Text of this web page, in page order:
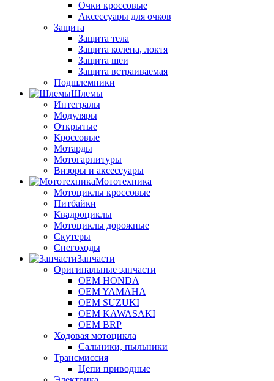
Очки кроссовые
Аксессуары для очков
Защита
Защита тела
Защита колена, локтя
Защита шеи
Защита встраиваемая
Подшлемники
Шлемы
Интегралы
Модуляры
Открытые
Кроссовые
Мотарды
Мотогарнитуры
Визоры и аксессуары
Мототехника
Мотоциклы кроссовые
Питбайки
Квадроциклы
Мотоциклы дорожные
Скутеры
Снегоходы
Запчасти
Оригинальные запчасти
OEM HONDA
OEM YAMAHA
OEM SUZUKI
OEM KAWASAKI
OEM BRP
Ходовая мотоцикла
Сальники, пыльники
Трансмиссия
Цепи приводные